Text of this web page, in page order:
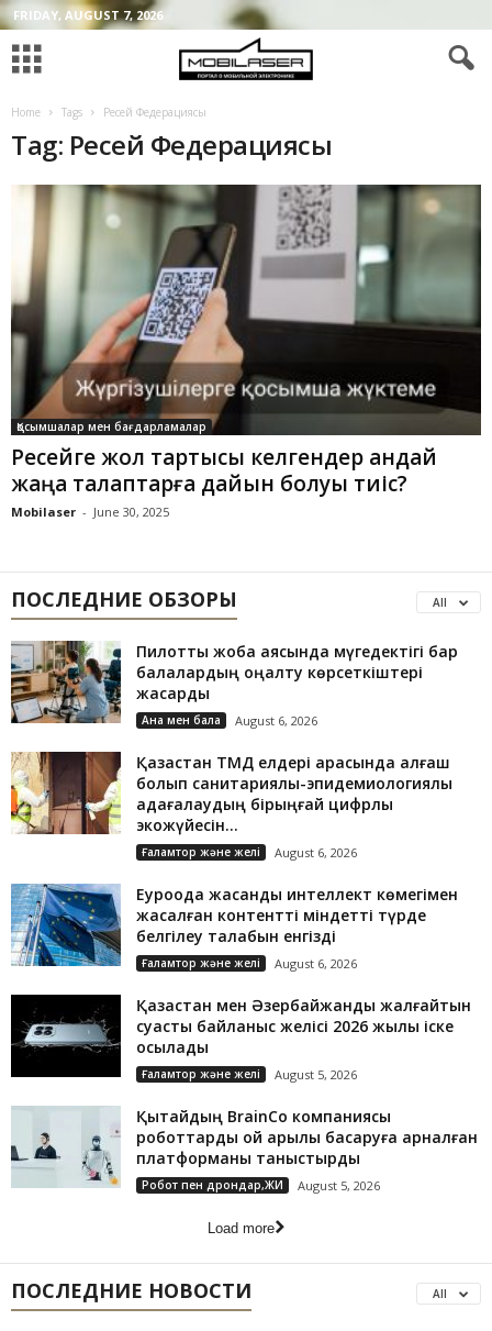
FRIDAY, AUGUST 7, 2026
Home Tags Ресей Федерациясы
Tag: Ресей Федерациясы
Қосымшалар мен бағдарламалар
Ресейге жол тартқысы келгендер қандай
жаңа талаптарға дайын болуы тиіс?
Mobilaser - June 30, 2025
ПОСЛЕДНИЕ ОБЗОРЫ All
Пилоттық жоба аясында мүгедектігі бар
балалардың оңалту көрсеткіштері
жақсарды
Ана мен бала August 6, 2026
Қазақстан ТМД елдері арасында алғаш
болып санитариялық-эпидемиологиялық
қадағалаудың бірыңғай цифрлық
экожүйесін...
Ғаламтор және желі August 6, 2026
Еуроодақ жасанды интеллект көмегімен
жасалған контентті міндетті түрде
белгілеу талабын енгізді
Ғаламтор және желі August 6, 2026
Қазақстан мен Әзербайжанды жалғайтын
суасты байланыс желісі 2026 жылы іске
қосылады
Ғаламтор және желі August 5, 2026
Қытайдың BrainCo компаниясы
роботтарды ой арқылы басқаруға арналған
платформаны таныстырды
Робот пен дрондар,ЖИ August 5, 2026
Load more
ПОСЛЕДНИЕ НОВОСТИ All